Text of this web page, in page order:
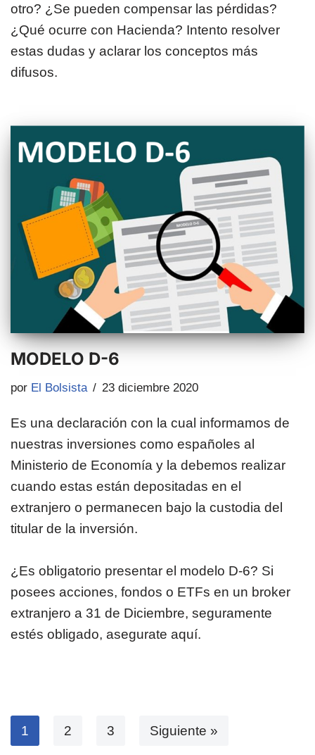
otro? ¿Se pueden compensar las pérdidas?
¿Qué ocurre con Hacienda? Intento resolver
estas dudas y aclarar los conceptos más
difusos.
MODELO D-6
por El Bolsista 23 diciembre 2020
Es una declaración con la cual informamos de
nuestras inversiones como españoles al
Ministerio de Economía y la debemos realizar
cuando estas están depositadas en el
extranjero o permanecen bajo la custodia del
titular de la inversión.
¿Es obligatorio presentar el modelo D-6? Si
posees acciones, fondos o ETFs en un broker
extranjero a 31 de Diciembre, seguramente
estés obligado, asegurate aquí.
1 2 3 Siguiente »